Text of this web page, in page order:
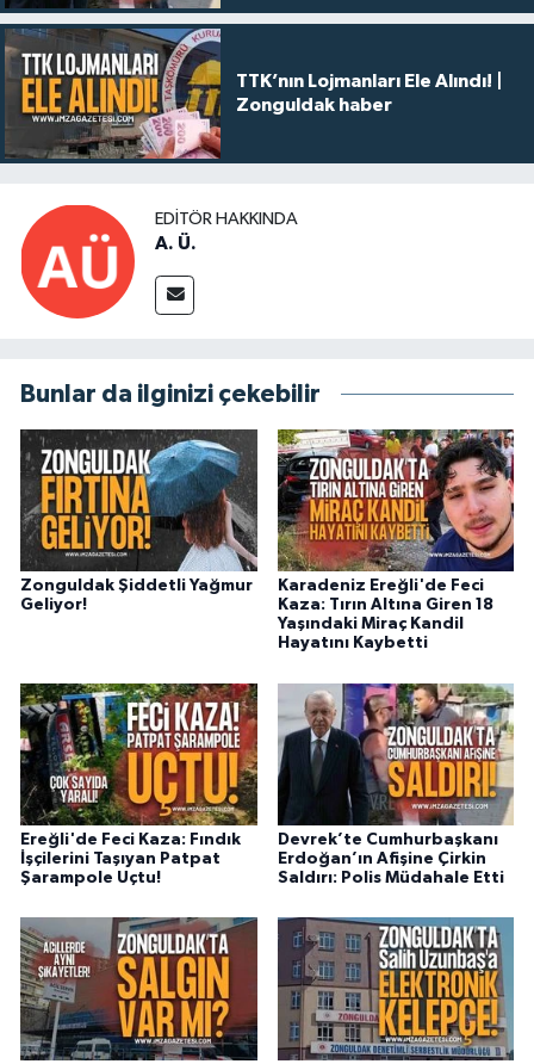
TTK’nın Lojmanları Ele Alındı! |
Zonguldak haber
EDITÖR HAKKINDA
A. Ü.
Bunlar da ilginizi çekebilir
Zonguldak Şiddetli Yağmur
Geliyor!
Karadeniz Ereğli'de Feci
Kaza: Tırın Altına Giren 18
Yaşındaki Miraç Kandil
Hayatını Kaybetti
Ereğli'de Feci Kaza: Fındık
İşçilerini Taşıyan Patpat
Şarampole Uçtu!
Devrek’te Cumhurbaşkanı
Erdoğan’ın Afişine Çirkin
Saldırı: Polis Müdahale Etti